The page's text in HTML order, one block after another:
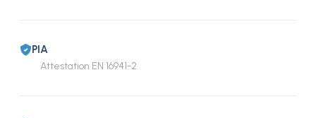
PIA
Attestation EN 16941-2